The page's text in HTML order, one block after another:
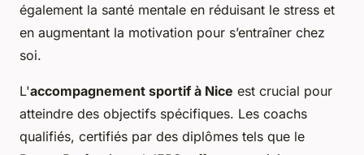
également la santé mentale en réduisant le stress et
en augmentant la motivation pour s’entraîner chez
soi.
L'accompagnement sportif à Nice est crucial pour
atteindre des objectifs spécifiques. Les coachs
qualifiés, certifiés par des diplômes tels que le